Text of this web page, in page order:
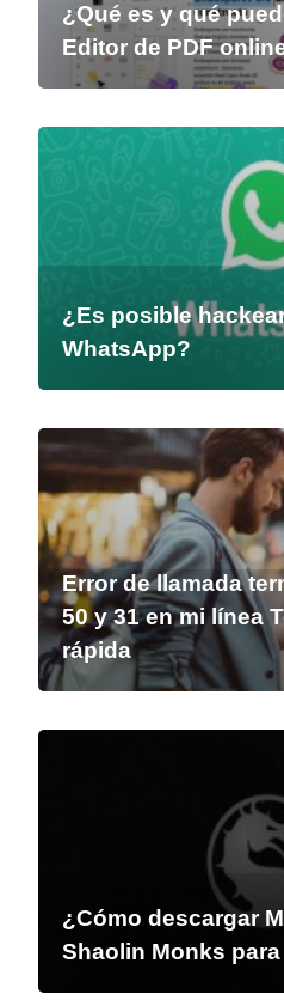
¿Qué es y qué
Editor de PDF
¿Es posible
WhatsApp?
Error de llamada
50 y 31 en mi línea
rápida
¿Cómo descargar
Shaolin Monks